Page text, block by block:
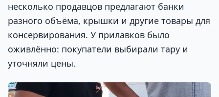
несколько продавцов предлагают банки
разного объёма, крышки и другие товары для
консервирования. У прилавков было
оживлённо: покупатели выбирали тару и
уточняли цены.